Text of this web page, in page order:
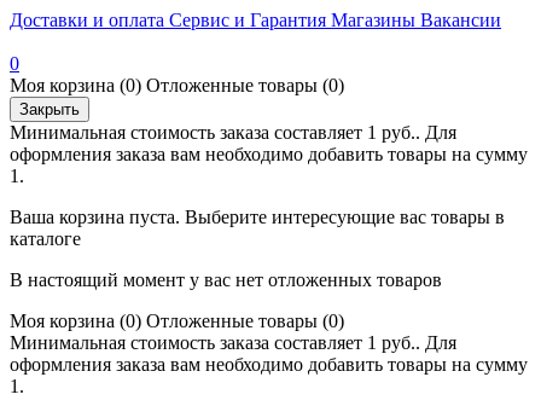
Доставки и оплата Сервис и Гарантия Магазины Вакансии
0
Моя корзина (0) Отложенные товары (0)
Закрыть
Минимальная стоимость заказа составляет 1 руб.. Для
оформления заказа вам необходимо добавить товары на сумму
1.
Ваша корзина пуста. Выберите интересующие вас товары в
каталоге
В настоящий момент у вас нет отложенных товаров
Моя корзина (0) Отложенные товары (0)
Минимальная стоимость заказа составляет 1 руб.. Для
оформления заказа вам необходимо добавить товары на сумму
1.